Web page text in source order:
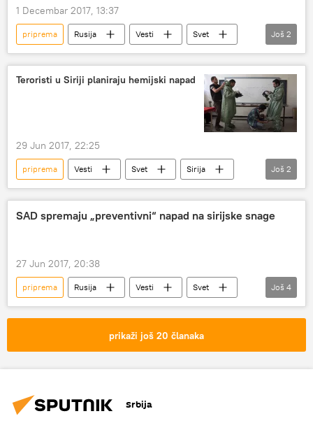
1 Decembar 2017, 13:37
priprema Rusija Vesti
Svet
Severna Koreja
Nikolaj Patrušev
Još 2
Teroristi u Siriji planiraju hemijski napad
29 Jun 2017, 22:25
priprema Vesti Svet
Sirija
teroristi
hemijski napad
Još 2
SAD spremaju „preventivni“ napad na sirijske snage
27 Jun 2017, 20:38
priprema Rusija Vesti
Svet
Sirija
Konstantin Kosačov
Još 4
prikaži još 20 članaka
Srbija